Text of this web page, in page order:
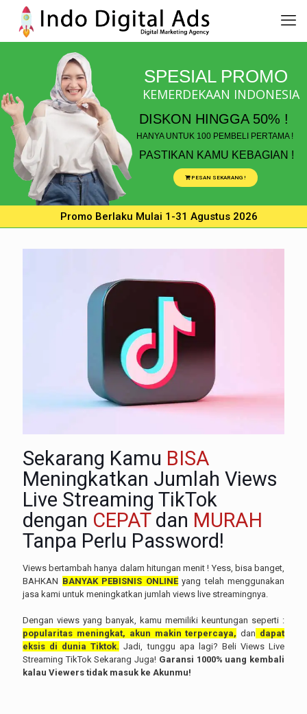
Sekarang Kamu BISA
Meningkatkan Jumlah Views
Live Streaming TikTok
dengan CEPATdan MURAH
Tanpa Perlu Password!
Views bertambah hanya dalam hitungan menit ! Yess, bisa banget,
BAHKAN BANYAK PEBISNIS ONLINEyang telah menggunakan
jasa kami untuk meningkatkan jumlah views live streamingnya.
Dengan views yang banyak, kamu memiliki keuntungan seperti :
popularitas meningkat, akun makin terpercaya, dan dapat
eksis di dunia Tiktok. Jadi, tunggu apa lagi? Beli Views Live
Streaming TikTok Sekarang Juga! Garansi 1000% uang kembali
kalau Viewers tidak masuk ke Akunmu!